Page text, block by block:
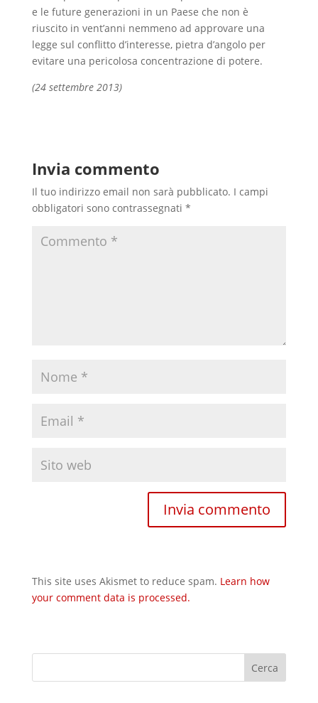
e le future generazioni in un Paese che non è
riuscito in vent’anni nemmeno ad approvare una
legge sul conflitto d’interesse, pietra d’angolo per
evitare una pericolosa concentrazione di potere.
(24 settembre 2013)
Invia commento
Il tuo indirizzo email non sarà pubblicato. I campi
obbligatori sono contrassegnati *
This site uses Akismet to reduce spam. Learn how
your comment data is processed.